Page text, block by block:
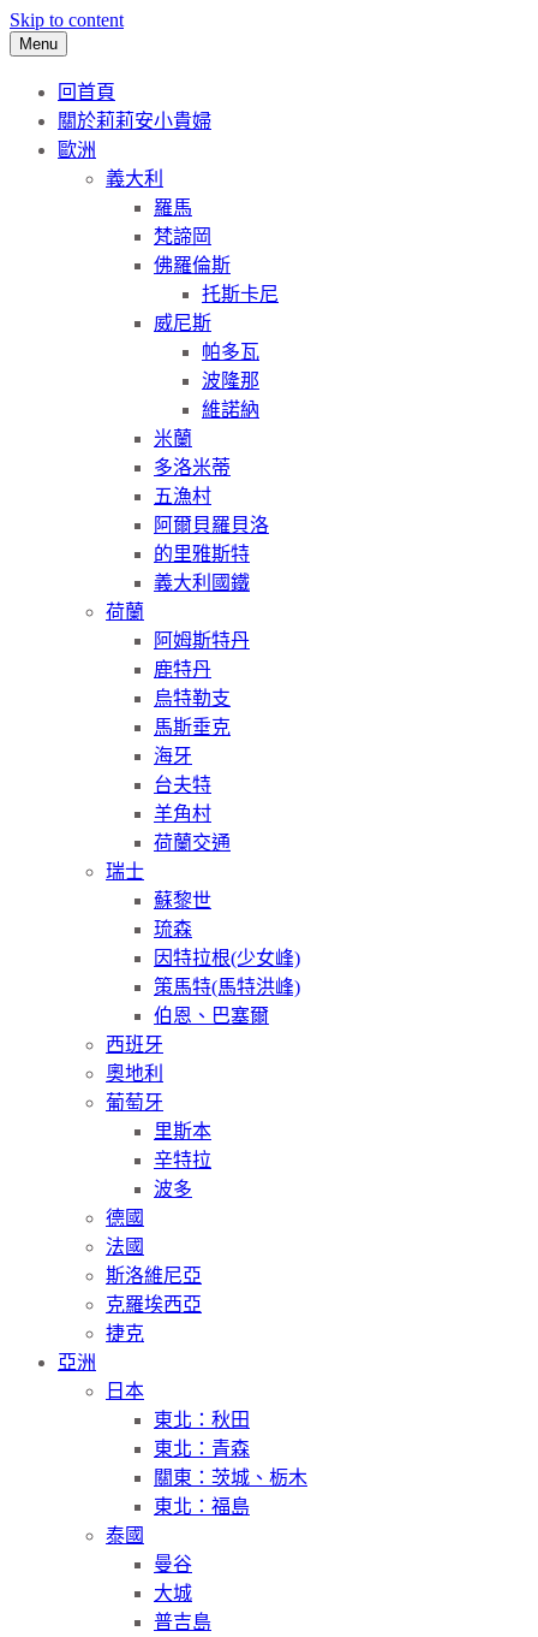
Skip to content
Menu
回首頁
關於莉莉安小貴婦
歐洲
義大利
羅馬
梵諦岡
佛羅倫斯
托斯卡尼
威尼斯
帕多瓦
波隆那
維諾納
米蘭
多洛米蒂
五漁村
阿爾貝羅貝洛
的里雅斯特
義大利國鐵
荷蘭
阿姆斯特丹
鹿特丹
烏特勒支
馬斯垂克
海牙
台夫特
羊角村
荷蘭交通
瑞士
蘇黎世
琉森
因特拉根(少女峰)
策馬特(馬特洪峰)
伯恩、巴塞爾
西班牙
奧地利
葡萄牙
里斯本
辛特拉
波多
德國
法國
斯洛維尼亞
克羅埃西亞
捷克
亞洲
日本
東北：秋田
東北：青森
關東：茨城、栃木
東北：福島
泰國
曼谷
大城
普吉島